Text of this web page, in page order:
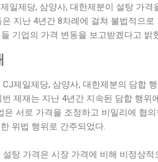
일제당, 삼양사, 대한제분이 설탕 가
지난 4년간 8차례에 걸쳐 불법적으
기업의 가격 변동을 보고받겠다고 밝
제일제당, 삼양사, 대한제분의 담합
제재는 지난 4년간 지속된 담합 행
은 서로 가격을 조정하고 비밀리에 협
위법 행위로 간주되었다.
탕 가격은 시장 가격에 비해 비정상